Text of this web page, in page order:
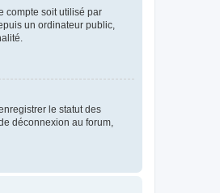
compte soit utilisé par
un ordinateur public,
le statut des
déconnexion au forum,